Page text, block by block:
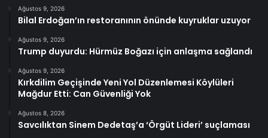
Ağustos 9, 2026
Bilal Erdoğan’ın restoranının önünde kuyruklar uzuyor
Ağustos 9, 2026
Trump duyurdu: Hürmüz Boğazı için anlaşma sağlandı
Ağustos 9, 2026
Kırkdilim Geçişinde Yeni Yol Düzenlemesi Köylüleri
Mağdur Etti: Can Güvenliği Yok
Ağustos 8, 2026
Savcılıktan Sinem Dedetaş’a ‘Örgüt Lideri’ suçlaması